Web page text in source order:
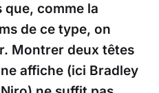
comme la
de ce type, on
Montrer deux têtes
affiche (ici Bradley